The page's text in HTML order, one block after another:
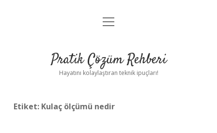
Anasayfa
Yasal Uyarı
menüyü
Pratik Çözüm Rehberi
Hayatını kolaylaştıran teknik ipuçları!
Etiket: Kulaç ölçümü nedir